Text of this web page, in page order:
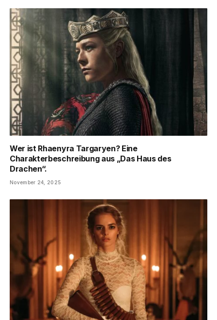
Wer ist Rhaenyra Targaryen? Eine
Charakterbeschreibung aus „Das Haus des
Drachen“.
November 24, 2025